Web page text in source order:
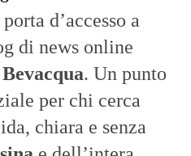
d’accesso a
di news online
. Un punto
per chi cerca
chiara e senza